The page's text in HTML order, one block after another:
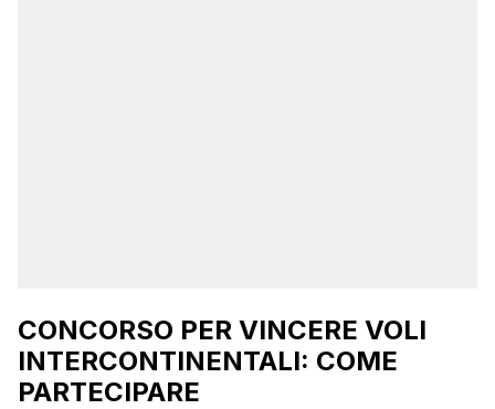
CONCORSO PER VINCERE VOLI
INTERCONTINENTALI: COME
PARTECIPARE